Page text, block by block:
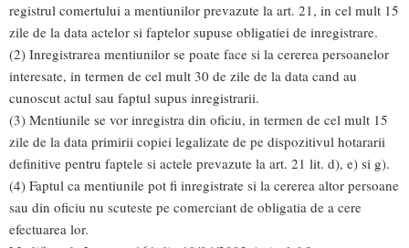
registrul comertului a mentiunilor prevazute la art. 21, in cel mult 15
zile de la data actelor si faptelor supuse obligatiei de inregistrare.
(2) Inregistrarea mentiunilor se poate face si la cererea persoanelor
interesate, in termen de cel mult 30 de zile de la data cand au
cunoscut actul sau faptul supus inregistrarii.
(3) Mentiunile se vor inregistra din oficiu, in termen de cel mult 15
zile de la data primirii copiei legalizate de pe dispozitivul hotararii
definitive pentru faptele si actele prevazute la art. 21 lit. d), e) si g).
(4) Faptul ca mentiunile pot fi inregistrate si la cererea altor persoane
sau din oficiu nu scuteste pe comerciant de obligatia de a cere
efectuarea lor.